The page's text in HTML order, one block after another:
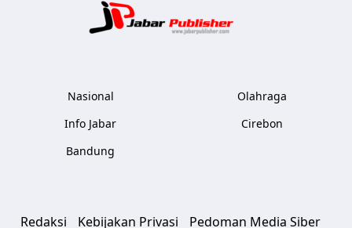
Nasional
Info Jabar
Bandung
Olahraga
Cirebon
Redaksi Kebijakan Privasi Pedoman Media Siber